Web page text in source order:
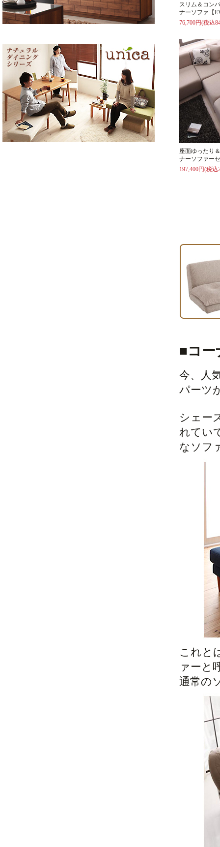
スリム＆コン
ナーソファ【
76,700円(税込
座面ゆったり
ナーソファー
197,400円(税込
■コー
今、人
パーツ
シェー
れてい
なソフ
これと
ァーと
通常の